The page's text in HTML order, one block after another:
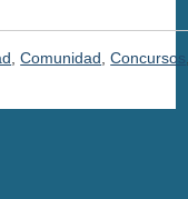
,Comunidad,Concursos